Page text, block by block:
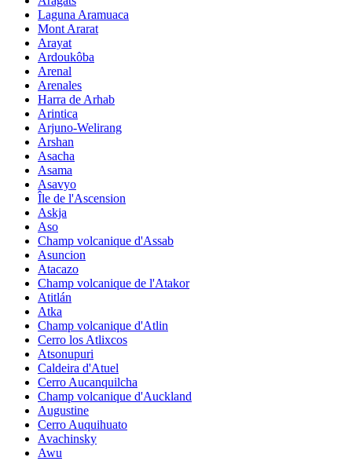
Laguna Aramuaca
Mont Ararat
Arayat
Ardoukôba
Arenal
Arenales
Harra de Arhab
Arintica
Arjuno-Welirang
Arshan
Asacha
Asama
Asavyo
Île de l'Ascension
Askja
Aso
Champ volcanique d'Assab
Asuncion
Atacazo
Champ volcanique de l'Atakor
Atitlán
Atka
Champ volcanique d'Atlin
Cerro los Atlixcos
Atsonupuri
Caldeira d'Atuel
Cerro Aucanquilcha
Champ volcanique d'Auckland
Augustine
Cerro Auquihuato
Avachinsky
Awu